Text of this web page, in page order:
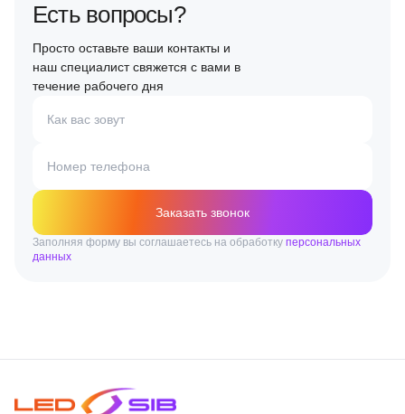
Есть вопросы?
Просто оставьте ваши контакты и
наш специалист свяжется с вами в
течение рабочего дня
Как вас зовут
Номер телефона
Заказать звонок
Заполняя форму вы соглашаетесь на обработку персональных
данных